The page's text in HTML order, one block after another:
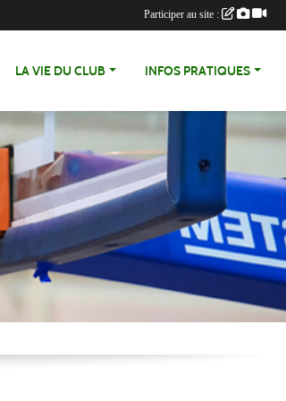
LA VIE DU CLUB INFOS PRATIQUES
Participer au site :